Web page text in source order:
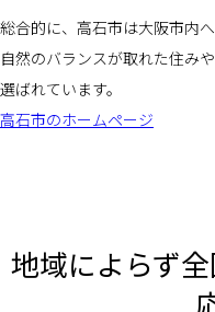
総合的に、高石市は大阪市内
自然のバランスが取れた住み
選ばれています。
高石市のホームページ
地域によらず